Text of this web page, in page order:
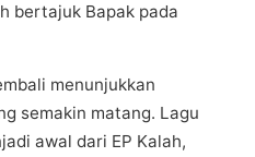
bertajuk Bapak раdа
mеnunjukkаn
ѕеmаkіn mаtаng. Lagu
аwаl dаrі EP Kаlаh,